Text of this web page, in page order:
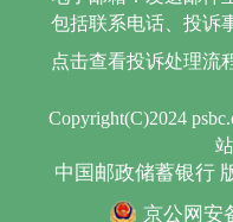
Copyright(C)2024
中国邮政储蓄银行
京公网安
包括联系电话、投诉
点击查看投诉处理流